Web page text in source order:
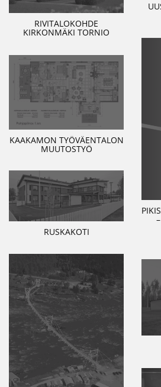
RIVITALOKOHDE
KIRKONMÄKI TORNIO
KAAKAMON TYÖVÄENTALON
MUUTOSTYÖ
RUSKAKOTI